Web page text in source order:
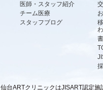
医師・スタッフ紹介
チーム医療
スタッフブログ
仙台ARTクリニックはJISART認定施